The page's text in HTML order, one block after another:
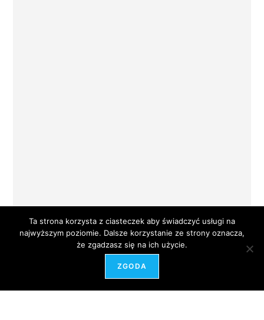
Ta strona korzysta z ciasteczek aby świadczyć usługi na
najwyższym poziomie. Dalsze korzystanie ze strony oznacza,
że zgadzasz się na ich użycie.
ZGODA